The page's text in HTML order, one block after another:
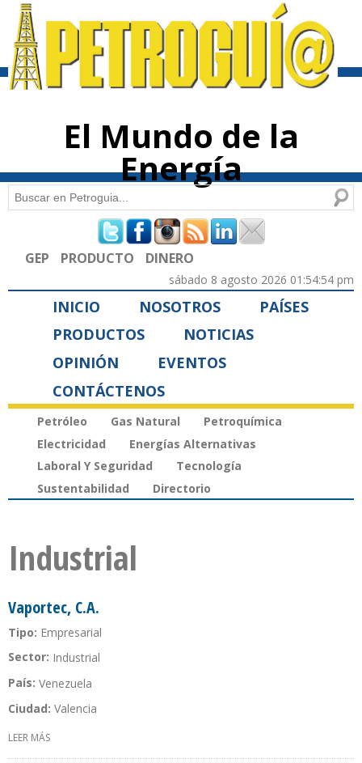
contenido
El Mundo de la
Energía
Formulario de búsqueda
Buscar
GEP PRODUCTO DINERO
sábado 8 agosto 2026 01:54:54 pm
INICIO NOSOTROS
PAÍSES
PRODUCTOS
NOTICIAS
OPINIÓN
EVENTOS
CONTÁCTENOS
Petróleo Gas Natural
Petroquímica
Electricidad
Energías Alternativas
Laboral Y Seguridad
Tecnología
Sustentabilidad
Directorio
Industrial
Vaportec, C.A.
Tipo: Empresarial
Sector: Industrial
País: Venezuela
Ciudad: Valencia
LEER MÁS